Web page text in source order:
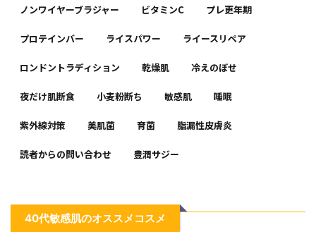
ノンワイヤーブラジャー ビタミンC プレ更年期
プロテインバー ライスパワー ライースリペア
ロンドントラディション 乾燥肌 冷えのぼせ
夜だけ肌断食 小麦粉断ち 敏感肌 睡眠
紫外線対策 美肌菌 育菌 脂漏性皮膚炎
読者からの問い合わせ 豊潤サジー
40代敏感肌のオススメコスメ